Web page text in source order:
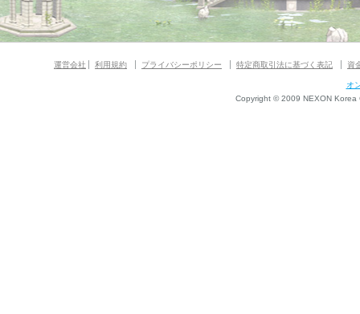
運営会社 利用規約 プライバシーポリシー 特定商取引法に基づく表記 資
オ
Copyright © 2009 NEXON Korea